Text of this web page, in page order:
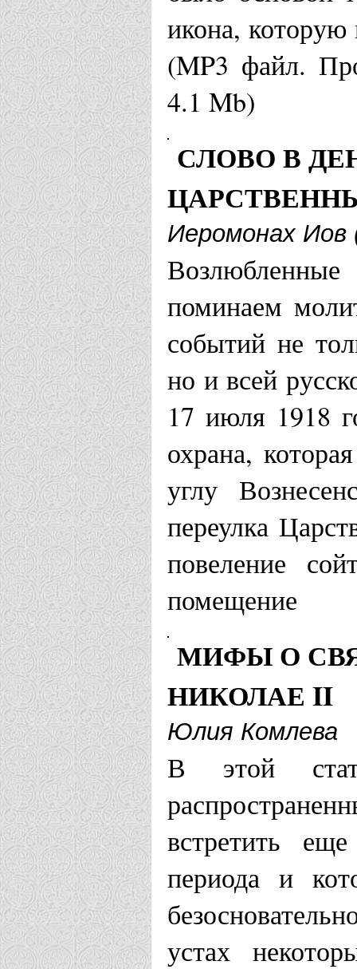
Храм во
Храм во
II г.
Омская
Храм
Оренбургская
Храм
Оренбург
Отрадненская
Храм в
Мучеников
Храм свв.
Новая
Покровская
икона,
(MP3 файл.
4.1 Mb)
СЛОВО В
Иеромонах Иов
поминаем
событий не
но и всей
17 июля 1918
охрана,
углу
переулка
повеление
помещение
МИФЫ О
НИКОЛАЕ II
Юлия Комлева
В этой
встретить
периода и
устах